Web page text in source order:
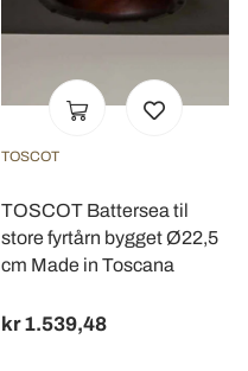
TOSCOT
TOSCOT Battersea til
store fyrtårn bygget Ø22,5
cm Made in Toscana
kr 1.539,48